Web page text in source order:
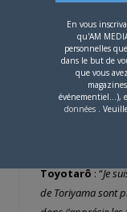
dessiniez pas
Toyotarô: “Je
que spin-off de
création, mais
Toyotarô: “Je
de Toriyama sont
En vous
qu'AM
personnelles
dans le but de
que vous
événementiel...),
données .